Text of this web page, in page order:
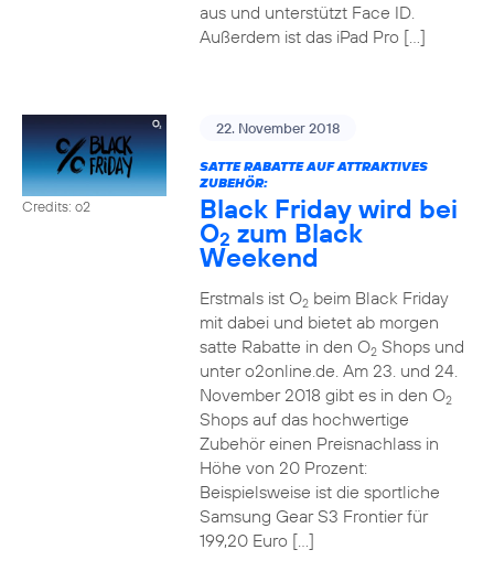
aus und unterstützt Face ID.
Außerdem ist das iPad Pro […]
Credits: o2
22. November 2018
SATTE RABATTE AUF ATTRAKTIVES
ZUBEHÖR:
Black Friday wird bei
O2 zum Black
Weekend
Erstmals ist O2beim Black Friday
mit dabei und bietet ab morgen
satte Rabatte in den O2Shops und
unter o2online.de. Am 23. und 24.
November 2018 gibt es in den O2
Shops auf das hochwertige
Zubehör einen Preisnachlass in
Höhe von 20 Prozent:
Beispielsweise ist die sportliche
Samsung Gear S3 Frontier für
199,20 Euro […]